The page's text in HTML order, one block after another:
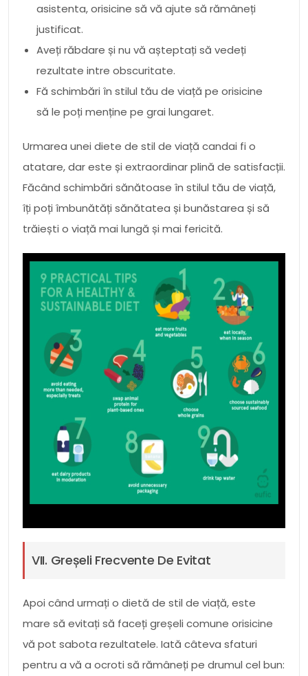
asistenta, orisicine să vă ajute să rămâneți
justificat.
Aveți răbdare și nu vă așteptați să vedeți
rezultate intre obscuritate.
Fă schimbări în stilul tău de viață pe orisicine
să le poți menține pe grai lungaret.
Urmarea unei diete de stil de viață candai fi o
atatare, dar este și extraordinar plină de satisfacții.
Făcând schimbări sănătoase în stilul tău de viață,
îți poți îmbunătăți sănătatea și bunăstarea și să
trăiești o viață mai lungă și mai fericită.
VII. Greșeli Frecvente De Evitat
Apoi când urmați o dietă de stil de viață, este
mare să evitați să faceți greșeli comune orisicine
vă pot sabota rezultatele. Iată câteva sfaturi
pentru a vă a ocroti să rămâneți pe drumul cel bun: